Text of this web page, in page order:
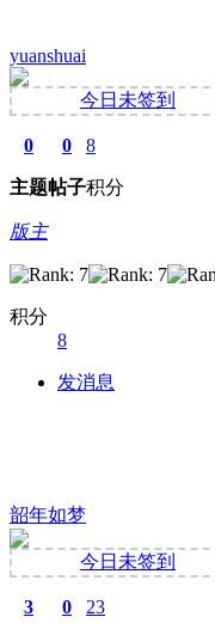
yuanshuai
今日未签到
0
主题
0
帖子
8
积分
版主
积分
8
发消息
韶年如梦
今日未签到
3 0 23